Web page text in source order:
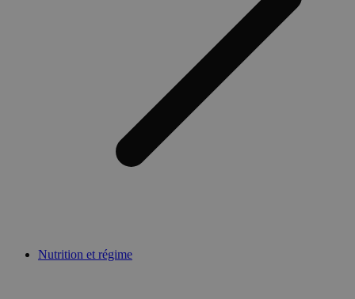
Nutrition et régime